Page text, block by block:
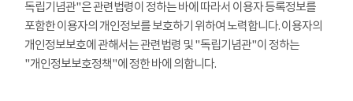
독립기념관"은 관련법령이 정하는 바에 따라서 이용자 등록정보를
포함한 이용자의 개인정보를 보호하기 위하여 노력합니다. 이용자의
개인정보보호에 관해서는 관련법령 및 "독립기념관"이 정하는
"개인정보보호정책"에 정한 바에 의합니다.